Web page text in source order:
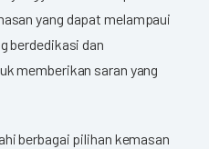
yang dapat melampaui
berdedikasi dan
memberikan saran yang
berbagai pilihan kemasan